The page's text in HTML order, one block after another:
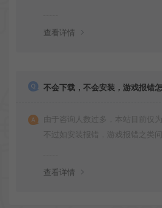
查看详情
不会下载，不会安装，游戏报错
由于咨询人数过多，本站目前仅
不过如安装报错，游戏报错之类
查看详情